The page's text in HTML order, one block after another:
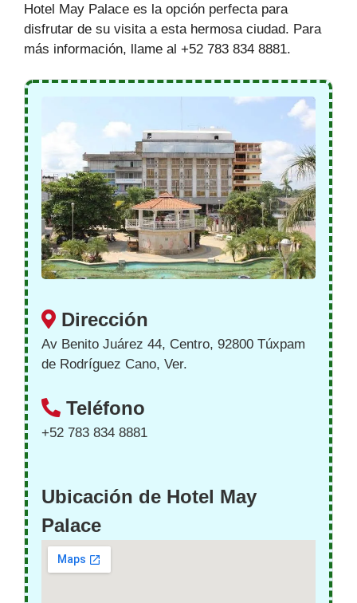
Hotel May Palace es la opción perfecta para
disfrutar de su visita a esta hermosa ciudad. Para
más información, llame al +52 783 834 8881.
Dirección
Av Benito Juárez 44, Centro, 92800 Túxpam
de Rodríguez Cano, Ver.
Teléfono
+52 783 834 8881
Ubicación de Hotel May
Palace